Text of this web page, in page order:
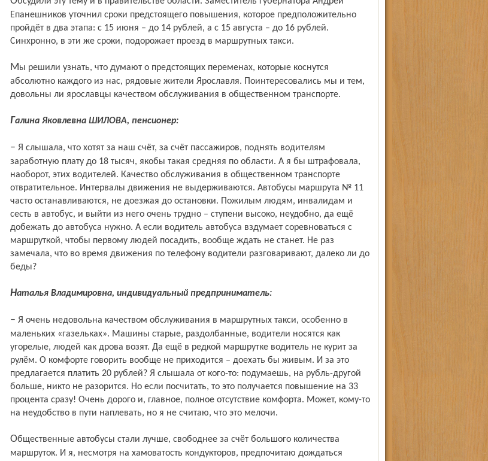
Епанешников уточнил сроки предстоящего повышения, которое предположительно
пройдёт в два этапа: с 15 июня – до 14 рублей, а с 15 августа – до 16 рублей.
Синхронно, в эти же сроки, подорожает проезд в маршрутных такси.
Мы решили узнать, что думают о предстоящих переменах, которые коснутся
абсолютно каждого из нас, рядовые жители Ярославля. Поинтересовались мы и тем,
довольны ли ярославцы качеством обслуживания в общественном транспорте.
Галина Яковлевна ШИЛОВА, пенсионер:
– Я слышала, что хотят за наш счёт, за счёт пассажиров, поднять водителям
заработную плату до 18 тысяч, якобы такая средняя по области. А я бы штрафовала,
наоборот, этих водителей. Качество обслуживания в общественном транспорте
отвратительное. Интервалы движения не выдерживаются. Автобусы маршрута № 11
часто останавливаются, не доезжая до остановки. Пожилым людям, инвалидам и
сесть в автобус, и выйти из него очень трудно – ступени высоко, неудобно, да ещё
добежать до автобуса нужно. А если водитель автобуса вздумает соревноваться с
маршруткой, чтобы первому людей посадить, вообще ждать не станет. Не раз
замечала, что во время движения по телефону водители разговаривают, далеко ли до
беды?
Наталья Владимировна, индивидуальный предприниматель:
– Я очень недовольна качеством обслуживания в маршрутных такси, особенно в
маленьких «газельках». Машины старые, раздолбанные, водители носятся как
угорелые, людей как дрова возят. Да ещё в редкой маршрутке водитель не курит за
рулём. О комфорте говорить вообще не приходится – доехать бы живым. И за это
предлагается платить 20 рублей? Я слышала от кого-то: подумаешь, на рубль-другой
больше, никто не разорится. Но если посчитать, то это получается повышение на 33
процента сразу! Очень дорого и, главное, полное отсутствие комфорта. Может, кому-то
на неудобство в пути наплевать, но я не считаю, что это мелочи.
Общественные автобусы стали лучше, свободнее за счёт большого количества
маршруток. И я, несмотря на хамоватость кондукторов, предпочитаю дождаться